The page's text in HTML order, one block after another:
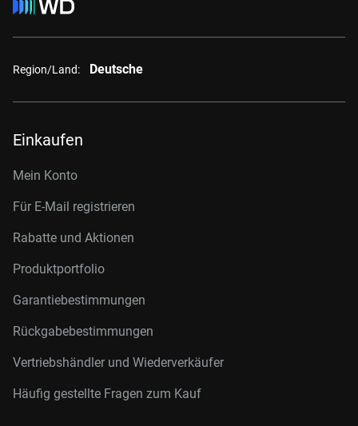
Region/Land: Deutsche
Einkaufen
Mein Konto
Für E-Mail registrieren
Rabatte und Aktionen
Produktportfolio
Garantiebestimmungen
Rückgabebestimmungen
Vertriebshändler und Wiederverkäufer
Häufig gestellte Fragen zum Kauf